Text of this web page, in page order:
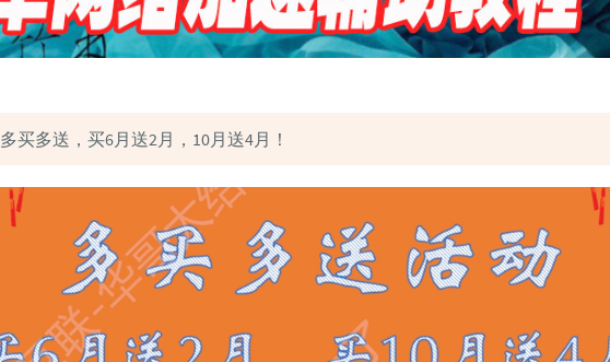
多买多送，买6月送2月，10月送4月！